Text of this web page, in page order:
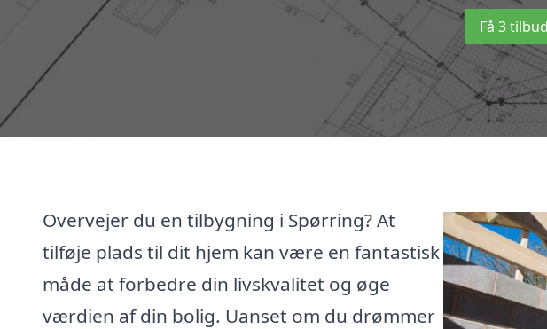
Få 3
Overvejer du en tilbygning i Spørring? At
tilføje plads til dit hjem kan være en fantastisk
måde at forbedre din livskvalitet og øge
værdien af din bolig. Uanset om du drømmer